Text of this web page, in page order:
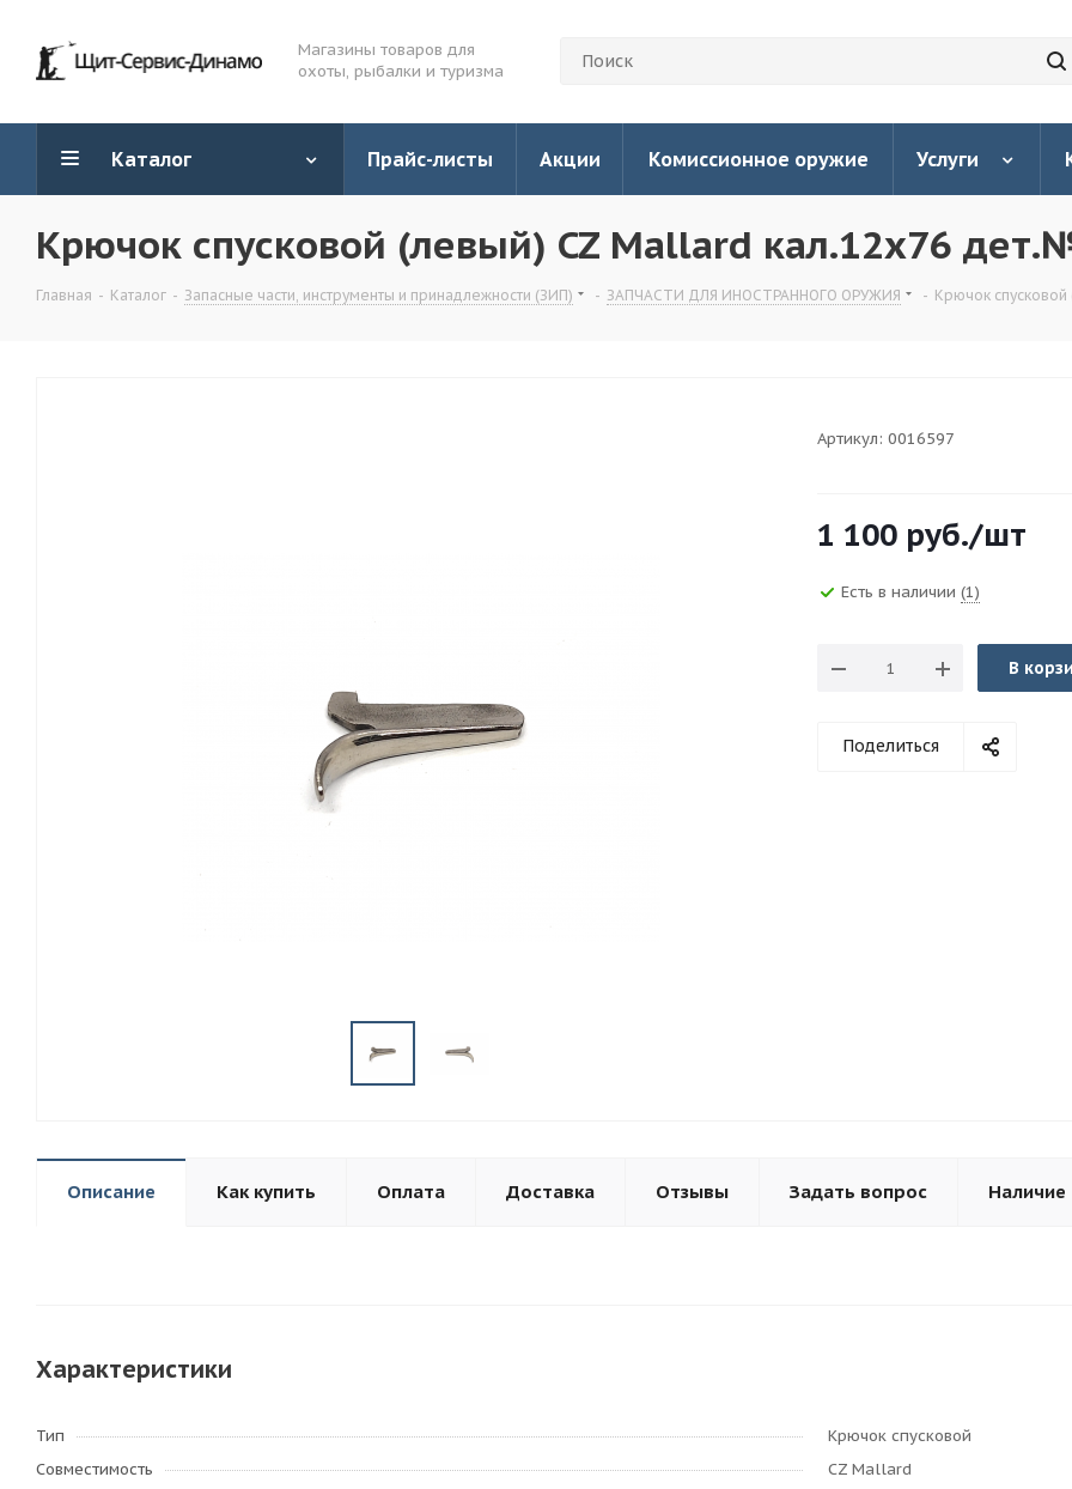
Магазины товаров для
охоты, рыбалки и туризма
Каталог Прайс-листы Акции Комиссионное оружие Услуги
Крючок спусковой (левый) CZ Mallard кал.12х76
Главная - Каталог - Запасные части, инструменты и принадлежности (ЗИП) - ЗАПЧАСТИ ДЛЯ ИНОСТРАННОГО ОРУЖИЯ - Крючок
Артикул: 0016597
1 100 руб./шт
Есть в наличии (1)
В
Поделиться
Описание Как купить Оплата Доставка Отзывы Задать вопрос Наличие
Характеристики
Тип
Крючок спусковой
Совместимость
CZ Mallard